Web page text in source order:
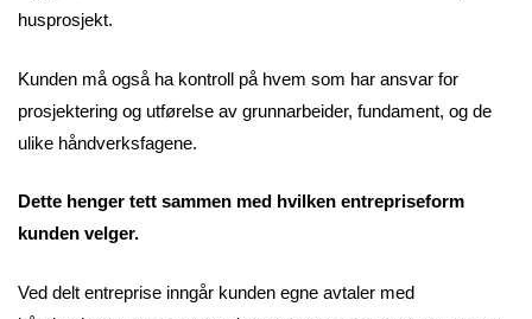
husprosjekt.
Kunden må også ha kontroll på hvem som har ansvar for
prosjektering og utførelse av grunnarbeider, fundament, og de
ulike håndverksfagene.
Dette henger tett sammen med hvilken entrepriseform
kunden velger.
Ved delt entreprise inngår kunden egne avtaler med